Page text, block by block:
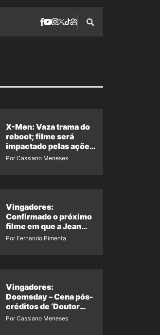
X-Men: Vaza trama do
reboot; filme será
impactado pelas ações
de Jean Grey em
Por Cassiano Meneses
Vingadores:
Confirmado o próximo
filme em que a Jean
Grey irá aparecer
Por Fernando Pimenta
Vingadores:
Doomsday – Cena pós-
créditos de ‘Doutor
Destino’ é revelada
Por Cassiano Meneses